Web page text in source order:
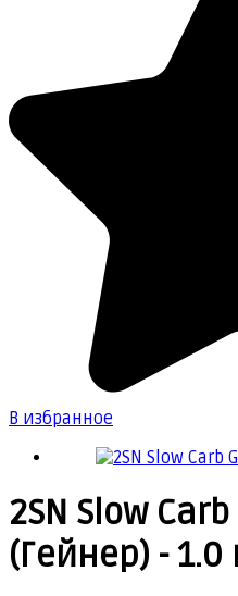
В избранное
2SN Slow
(Гейнер) - 1.0